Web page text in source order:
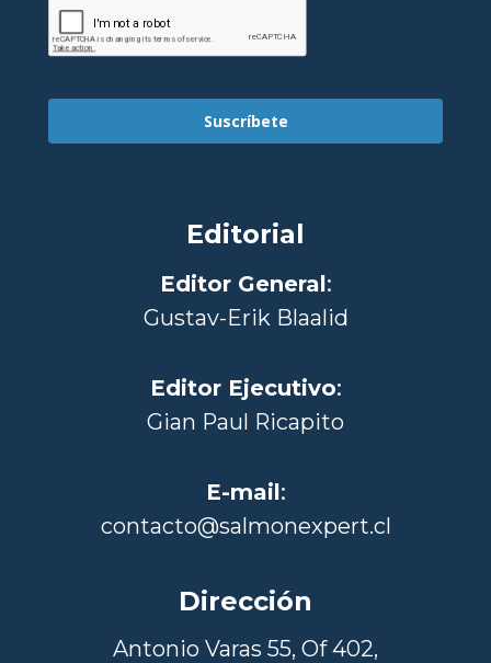
Suscríbete
Editorial
Editor General:
Gustav-Erik Blaalid
Editor Ejecutivo:
Gian Paul Ricapito
E-mail:
contacto@salmonexpert.cl
Dirección
Antonio Varas 55, Of 402,